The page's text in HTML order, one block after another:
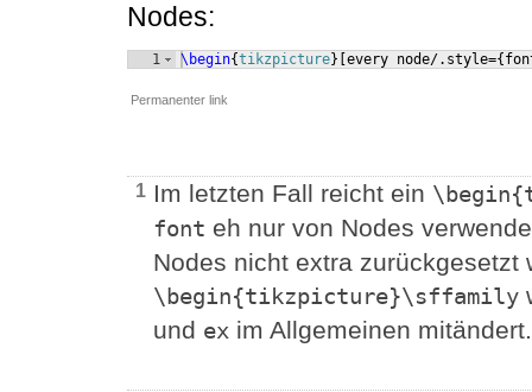
Nodes:
1 \begin{tikzpicture} every node/.style={
Permanenter link
1 Im letzten Fall reicht ein
font eh nur von Nodes
Nodes nicht extra
\begin{tikzpicture}\sffamily
und ex im Allgemeinen mitändert.